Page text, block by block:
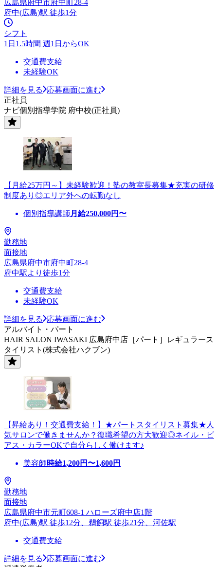
広島県府中市府中町28-4
府中(広島)駅 徒歩1分
シフト
1日1.5時間 週1日からOK
交通費支給
未経験OK
詳細を見る
応募画面に進む
正社員
ナビ個別指導学院 府中校(正社員)
【月給25万円～】未経験歓迎！塾の教室長募集★充実の研修
制度あり◎エリア外への転勤なし
個別指導講師 月給250,000円〜
勤務地
面接地
広島県府中市府中町28-4
府中駅より徒歩1分
交通費支給
未経験OK
詳細を見る
応募画面に進む
アルバイト・パート
HAIR SALON IWASAKI 広島府中店［パート］レギュラース
タイリスト(株式会社ハクブン)
【昇給あり！交通費支給！】★パートスタイリスト募集★人
気サロンで働きませんか？復職希望の方大歓迎◎ネイル・ピ
アス・カラーOKで自分らしく働けます♪
美容師時給1,200円〜1,600円
勤務地
面接地
広島県府中市元町608-1 ハローズ府中店1階
府中(広島)駅 徒歩12分、鵜飼駅 徒歩21分、河佐駅
交通費支給
詳細を見る
応募画面に進む